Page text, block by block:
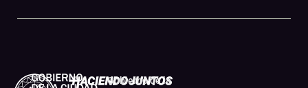
Gobierno de la